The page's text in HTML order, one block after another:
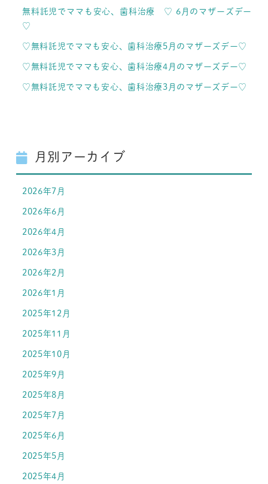
無料託児でママも安心、歯科治療 ♡ 6月のマザーズデー
♡
♡無料託児でママも安心、歯科治療5月のマザーズデー♡
♡無料託児でママも安心、歯科治療4月のマザーズデー♡
♡無料託児でママも安心、歯科治療3月のマザーズデー♡
月別アーカイブ
2026年7月
2026年6月
2026年4月
2026年3月
2026年2月
2026年1月
2025年12月
2025年11月
2025年10月
2025年9月
2025年8月
2025年7月
2025年6月
2025年5月
2025年4月